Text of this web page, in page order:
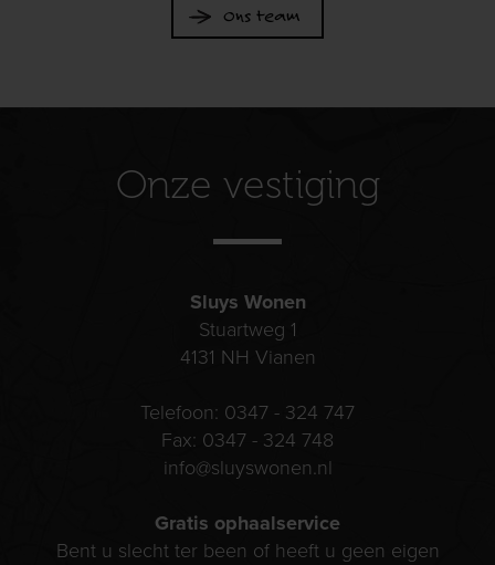
Ons team
Onze vestiging
Sluys Wonen
Stuartweg 1
4131 NH Vianen
Telefoon: 0347 - 324 747
Fax: 0347 - 324 748
info@sluyswonen.nl
Gratis ophaalservice
Bent u slecht ter been of heeft u geen eigen